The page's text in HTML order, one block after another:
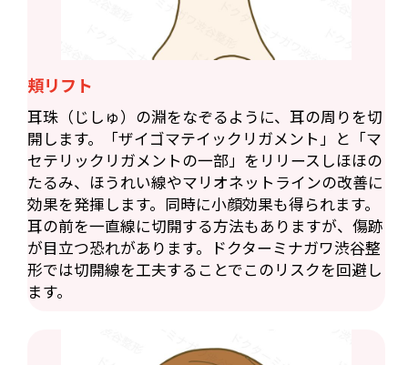
頬リフト
耳珠（じしゅ）の淵をなぞるように、耳の周りを切
開します。「ザイゴマテイックリガメント」と「マ
セテリックリガメントの一部」をリリースしほほの
たるみ、ほうれい線やマリオネットラインの改善に
効果を発揮します。同時に小顔効果も得られます。
耳の前を一直線に切開する方法もありますが、傷跡
が目立つ恐れがあります。ドクターミナガワ渋谷整
形では切開線を工夫することでこのリスクを回避し
ます。